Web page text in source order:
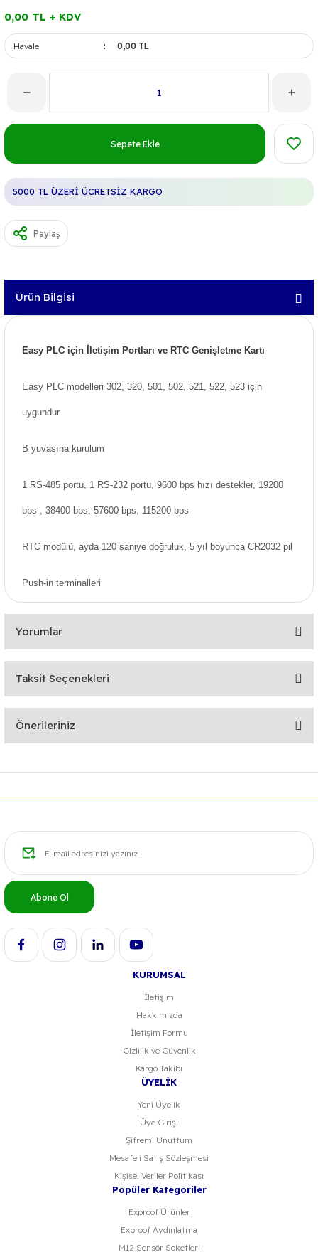
0,00 TL + KDV
Havale 0,00 TL
Sepete Ekle
5000 TL ÜZERİ ÜCRETSİZ KARGO
Paylaş
Ürün Bilgisi
Easy PLC için İletişim Portları ve RTC Genişletme Kartı
Easy PLC modelleri 302, 320, 501, 502, 521, 522, 523 için
uygundur
B yuvasına kurulum
1 RS-485 portu, 1 RS-232 portu, 9600 bps hızı destekler, 19200
bps , 38400 bps, 57600 bps, 115200 bps
RTC modülü, ayda 120 saniye doğruluk, 5 yıl boyunca CR2032 pil
Push-in terminalleri
Yorumlar
Bu ürüne ilk yorumu siz yapın!
Taksit Seçenekleri
Önerileriniz
Ürün bilgilerinde hatalar bulunuyor.
Ürün fiyatı diğer sitelerden daha pahalı.
Gönder
Abone Ol
KURUMSAL
İletişim
Hakkımızda
İletişim Formu
Gizlilik ve Güvenlik
Kargo Takibi
ÜYELİK
Yeni Üyelik
Üye Girişi
Şifremi Unuttum
Mesafeli Satış Sözleşmesi
Kişisel Veriler Politikası
Popüler Kategoriler
Exproof Ürünler
Exproof Aydınlatma
M12 Sensör Soketleri